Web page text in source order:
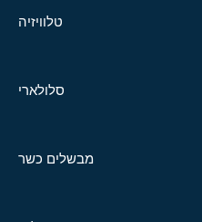
טלוויזיה
סלולארי
מבשלים כשר